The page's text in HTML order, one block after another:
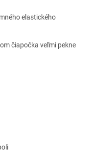
elastického
čiapočka veľmi pekne